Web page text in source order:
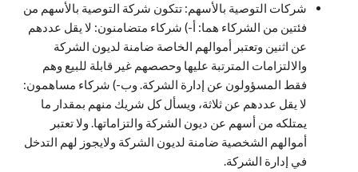
شركات التوصية بالأسهم: تتكون شركة التوصية بالأسهم من
فئتين من الشركاء هما: أ-) شركاء متضامنون: لا يقل عددهم
عن اثنين وتعتبر أموالهم الخاصة ضامنة لديون الشركة
والالتزامات المترتبة عليها وحصصهم غير قابلة للبيع وهم
فقط المسؤولون عن إدارة الشركة. وب-) شركاء مساهمون:
لا يقل عددهم عن ثلاثة، ويسأل كل شريك منهم بمقدار ما
يمتلكه من أسهم عن ديون الشركة والتزاماتها. ولا تعتبر
أموالهم الشخصية ضامنة لديون الشركة ولايجوز لهم التدخل
في إدارة الشركة.